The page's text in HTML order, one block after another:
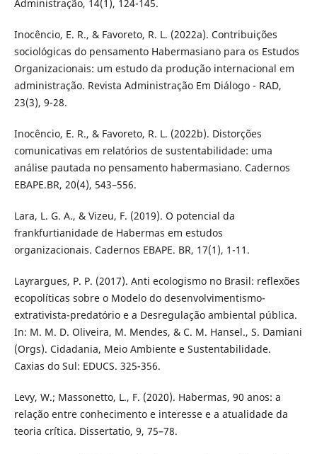
Administração, 14(1), 124-145.
Inocêncio, E. R., & Favoreto, R. L. (2022a). Contribuições
sociológicas do pensamento Habermasiano para os Estudos
Organizacionais: um estudo da produção internacional em
administração. Revista Administração Em Diálogo - RAD,
23(3), 9-28.
Inocêncio, E. R., & Favoreto, R. L. (2022b). Distorções
comunicativas em relatórios de sustentabilidade: uma
análise pautada no pensamento habermasiano. Cadernos
EBAPE.BR, 20(4), 543–556.
Lara, L. G. A., & Vizeu, F. (2019). O potencial da
frankfurtianidade de Habermas em estudos
organizacionais. Cadernos EBAPE. BR, 17(1), 1-11.
Layrargues, P. P. (2017). Anti ecologismo no Brasil: reflexões
ecopolíticas sobre o Modelo do desenvolvimentismo-
extrativista-predatório e a Desregulação ambiental pública.
In: M. M. D. Oliveira, M. Mendes, & C. M. Hansel., S. Damiani
(Orgs). Cidadania, Meio Ambiente e Sustentabilidade.
Caxias do Sul: EDUCS. 325-356.
Levy, W.; Massonetto, L., F. (2020). Habermas, 90 anos: a
relação entre conhecimento e interesse e a atualidade da
teoria crítica. Dissertatio, 9, 75–78.